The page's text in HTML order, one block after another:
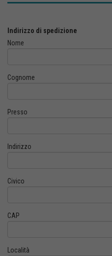
Indirizzo di spedizione
Nome
Cognome
Presso
Indirizzo
Civico
CAP
Località